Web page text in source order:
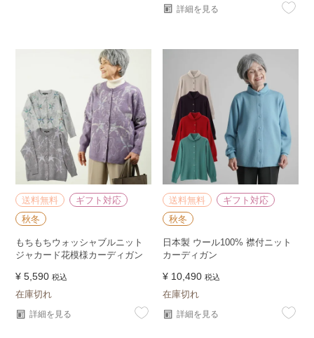
詳細を見る
送料無料
ギフト対応
秋冬
もちもちウォッシャブルニット
ジャカード花模様カーディガン
¥ 5,590 税込
在庫切れ
詳細を見る
送料無料
ギフト対応
秋冬
日本製 ウール100% 襟付ニット
カーディガン
¥ 10,490 税込
在庫切れ
詳細を見る